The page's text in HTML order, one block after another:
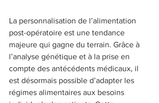
La personnalisation de l’alimentation
post-opératoire est une tendance
majeure qui gagne du terrain. Grâce à
l’analyse génétique et à la prise en
compte des antécédents médicaux, il
est désormais possible d’adapter les
régimes alimentaires aux besoins